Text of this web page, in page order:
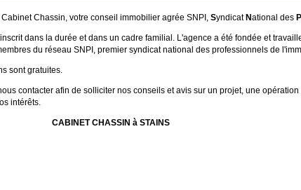
Chassin, votre conseil immobilier agrée SNPI, Syndicat National des P
dans la durée et dans un cadre familial. L'agence a été fondée et
du réseau SNPI, premier syndicat national des professionnels de
sont gratuites.
contacter afin de solliciter nos conseils et avis sur un projet, une
intérêts.
CABINET CHASSIN à STAINS